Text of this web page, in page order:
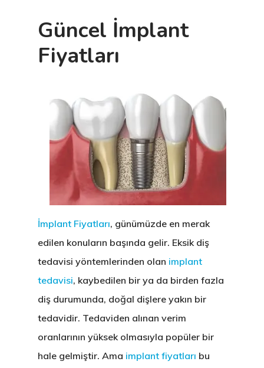
Güncel İmplant
Fiyatları
İmplant Fiyatları, günümüzde en merak
edilen konuların başında gelir. Eksik diş
tedavisi yöntemlerinden olan implant
tedavisi, kaybedilen bir ya da birden fazla
diş durumunda, doğal dişlere yakın bir
tedavidir. Tedaviden alınan verim
oranlarının yüksek olmasıyla popüler bir
hale gelmiştir. Ama implant fiyatları bu